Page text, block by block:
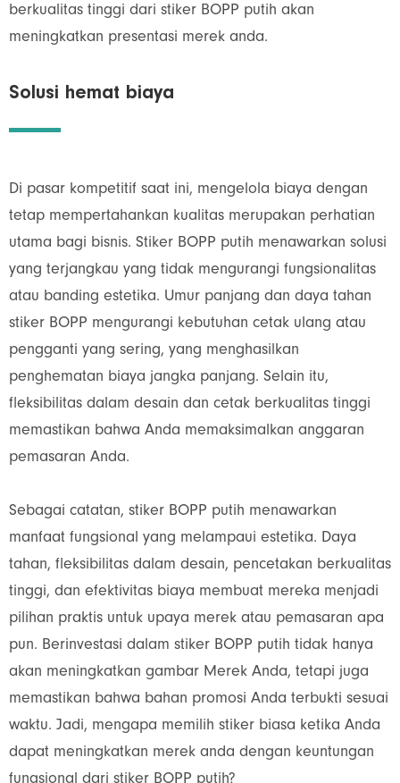
berkualitas tinggi dari stiker BOPP putih akan
meningkatkan presentasi merek anda.
Solusi hemat biaya
Di pasar kompetitif saat ini, mengelola biaya dengan
tetap mempertahankan kualitas merupakan perhatian
utama bagi bisnis. Stiker BOPP putih menawarkan solusi
yang terjangkau yang tidak mengurangi fungsionalitas
atau banding estetika. Umur panjang dan daya tahan
stiker BOPP mengurangi kebutuhan cetak ulang atau
pengganti yang sering, yang menghasilkan
penghematan biaya jangka panjang. Selain itu,
fleksibilitas dalam desain dan cetak berkualitas tinggi
memastikan bahwa Anda memaksimalkan anggaran
pemasaran Anda.
Sebagai catatan, stiker BOPP putih menawarkan
manfaat fungsional yang melampaui estetika. Daya
tahan, fleksibilitas dalam desain, pencetakan berkualitas
tinggi, dan efektivitas biaya membuat mereka menjadi
pilihan praktis untuk upaya merek atau pemasaran apa
pun. Berinvestasi dalam stiker BOPP putih tidak hanya
akan meningkatkan gambar Merek Anda, tetapi juga
memastikan bahwa bahan promosi Anda terbukti sesuai
waktu. Jadi, mengapa memilih stiker biasa ketika Anda
dapat meningkatkan merek anda dengan keuntungan